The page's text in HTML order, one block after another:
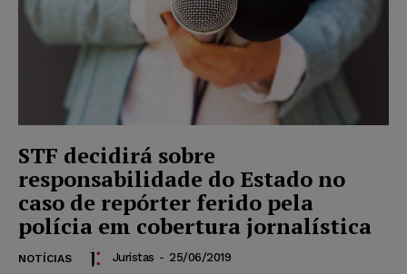
STF decidirá sobre
responsabilidade do Estado no
caso de repórter ferido pela
polícia em cobertura jornalística
NOTÍCIAS Juristas - 25/06/2019